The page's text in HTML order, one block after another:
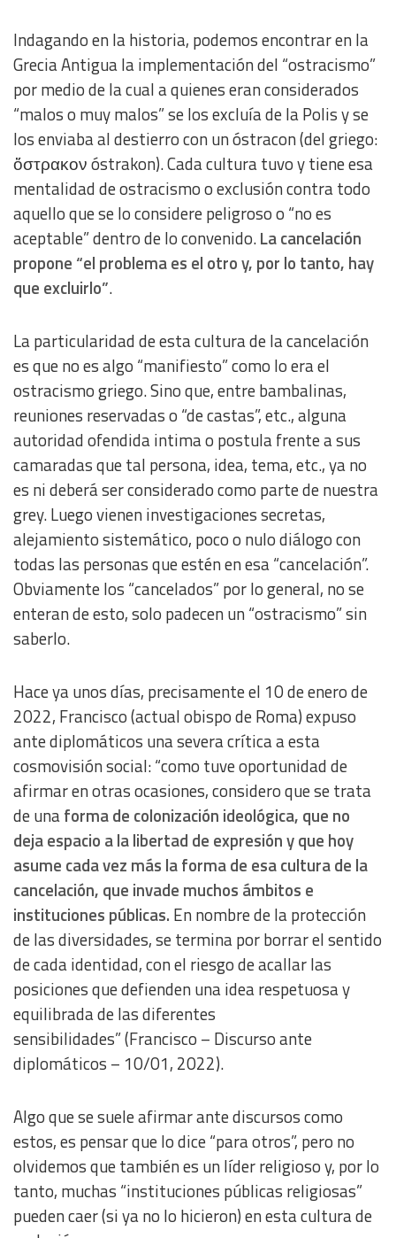
Indagando en la historia, podemos encontrar en la
Grecia Antigua la implementación del “ostracismo”
por medio de la cual a quienes eran considerados
“malos o muy malos” se los excluía de la Polis y se
los enviaba al destierro con un óstracon (del griego:
ὄστρακον óstrakon). Cada cultura tuvo y tiene esa
mentalidad de ostracismo o exclusión contra todo
aquello que se lo considere peligroso o “no es
aceptable” dentro de lo convenido.La cancelación
propone “el problema es el otro y, por lo tanto, hay
que excluirlo”.
La particularidad de esta cultura de la cancelación
es que no es algo “manifiesto” como lo era el
ostracismo griego. Sino que, entre bambalinas,
reuniones reservadas o “de castas”, etc., alguna
autoridad ofendida intima o postula frente a sus
camaradas que tal persona, idea, tema, etc., ya no
es ni deberá ser considerado como parte de nuestra
grey. Luego vienen investigaciones secretas,
alejamiento sistemático, poco o nulo diálogo con
todas las personas que estén en esa “cancelación”.
Obviamente los “cancelados” por lo general, no se
enteran de esto, solo padecen un “ostracismo” sin
saberlo.
Hace ya unos días, precisamente el 10 de enero de
2022, Francisco (actual obispo de Roma) expuso
ante diplomáticos una severa crítica a esta
cosmovisión social:“como tuve oportunidad de
afirmar en otras ocasiones, considero que se trata
de unaforma de colonización ideológica, que no
deja espacio a la libertad de expresión y que hoy
asume cada vez más la forma de esa cultura de la
cancelación, que invade muchos ámbitos e
instituciones públicas. En nombre de la protección
de las diversidades, se termina por borrar el sentido
de cada identidad, con el riesgo de acallar las
posiciones que defienden una idea respetuosa y
equilibrada de las diferentes
sensibilidades”(Francisco – Discurso ante
diplomáticos – 10/01, 2022).
Algo que se suele afirmar ante discursos como
estos, es pensar que lo dice “para otros”, pero no
olvidemos que también es un líder religioso y, por lo
tanto, muchas “instituciones públicas religiosas”
pueden caer (si ya no lo hicieron) en esta cultura de